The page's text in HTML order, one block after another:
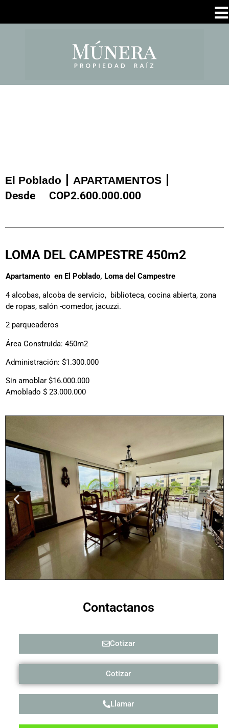
El Poblado APARTAMENTOS
Desde COP2.600.000.000
LOMA DEL CAMPESTRE 450m2
Apartamento en El Poblado, Loma del Campestre
4 alcobas, alcoba de servicio, biblioteca, cocina abierta, zona
de ropas, salón -comedor, jacuzzi.
2 parqueaderos
Área Construida: 450m2
Administración: $1.300.000
Sin amoblar $16.000.000
Amoblado $ 23.000.000
Contactanos
Cotizar
Cotizar
Llamar